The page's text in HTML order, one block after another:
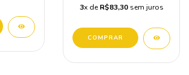
3x deR$83,30sem juros